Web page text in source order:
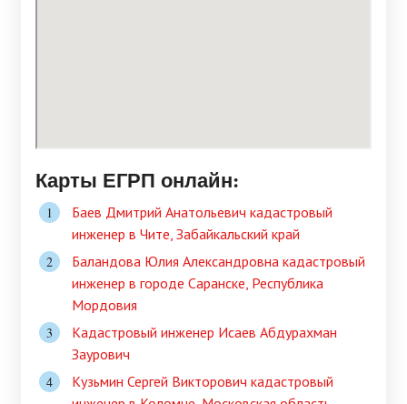
Карты ЕГРП онлайн:
Баев Дмитрий Анатольевич кадастровый
инженер в Чите, Забайкальский край
Баландова Юлия Александровна кадастровый
инженер в городе Саранске, Республика
Мордовия
Кадастровый инженер Исаев Абдурахман
Заурович
Кузьмин Сергей Викторович кадастровый